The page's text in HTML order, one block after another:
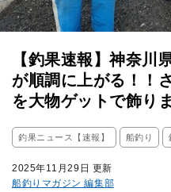
【釣果速報】神奈川
が順調に上がる！！
を大物ゲットで飾り
釣果ニュース【速報】 船釣り
2025年11月29日 更新
船釣りマガジン 編集部